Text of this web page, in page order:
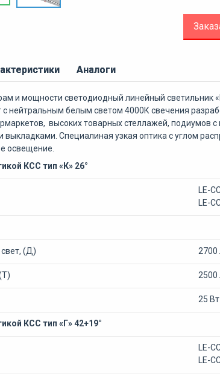
Аналоги
и мощности светодиодный линейный
нейтральным белым светом 4000К свечения
высоких товарных стеллажей, подиумов
Специалиная узкая оптика с углом
освещение.
КСС тип «К» 26°
LE-
LE-
(Д) 2700
2500
25 Вт
КСС тип «Г» 42+19°
LE-
LE-